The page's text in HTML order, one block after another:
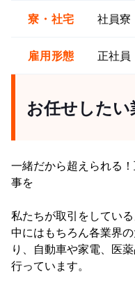
寮・社宅 社員寮
雇用形態 正社員
お任せしたい
一緒だから超えられる
事を
私たちが取引をしてい
中にはもちろん各業界
り、自動車や家電、医
行っています。